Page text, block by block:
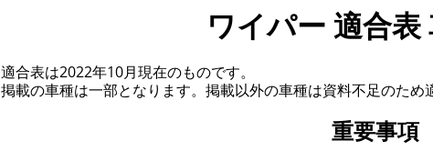
ワイパー 適合表
適合表は2022年10月現在のものです。
掲載の車種は一部となります。掲載以外の車種は資料不足のため
重要事項